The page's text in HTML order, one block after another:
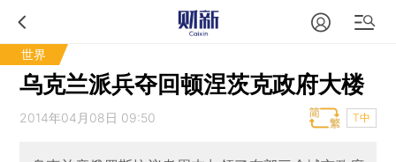
世界
乌克兰派兵夺回顿涅茨克政府大楼
2014年04月08日 09:50 T中